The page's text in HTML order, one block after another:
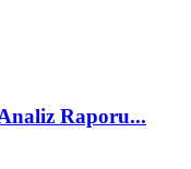
Raporu...